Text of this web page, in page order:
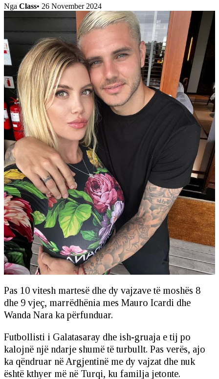
Nga Class• 26 November 2024
Pas 10 vitesh martesë dhe dy vajzave të moshës 8
dhe 9 vjeç, marrëdhënia mes Mauro Icardi dhe
Wanda Nara ka përfunduar.
Futbollisti i Galatasaray dhe ish-gruaja e tij po
kalojnë një ndarje shumë të turbullt. Pas verës, ajo
ka qëndruar në Argjentinë me dy vajzat dhe nuk
është kthyer më në Turqi, ku familja jetonte.